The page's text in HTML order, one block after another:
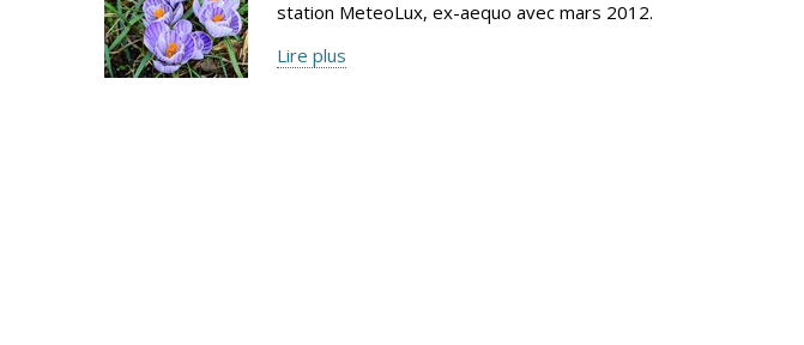
station MeteoLux, ex-aequo avec mars 2012.
Lire plus